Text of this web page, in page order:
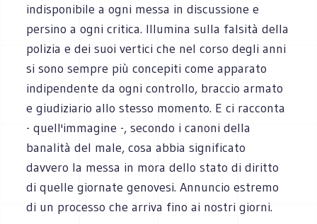
indisponibile a ogni messa in discussione e
persino a ogni critica. Illumina sulla falsità della
polizia e dei suoi vertici che nel corso degli anni
si sono sempre più concepiti come apparato
indipendente da ogni controllo, braccio armato
e giudiziario allo stesso momento. E ci racconta
- quell'immagine -, secondo i canoni della
banalità del male, cosa abbia significato
davvero la messa in mora dello stato di diritto
di quelle giornate genovesi. Annuncio estremo
di un processo che arriva fino ai nostri giorni.